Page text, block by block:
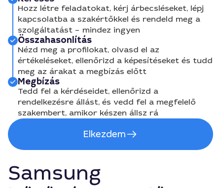
Hozz létre feladatokat, kérj árbecsléseket, lépj
kapcsolatba a szakértőkkel és rendeld meg a
szolgáltatást – mindez ingyen
Összahasonlítás
Nézd meg a profilokat, olvasd el az
értékeléseket, ellenőrizd a képesítéseket és tudd
meg az árakat a megbízás előtt
Megbízás
Tedd fel a kérdéseidet, ellenőrizd a
rendelkezésre állást, és vedd fel a megfelelő
szakembert, amikor készen állsz rá
Elkezdem
Samsung